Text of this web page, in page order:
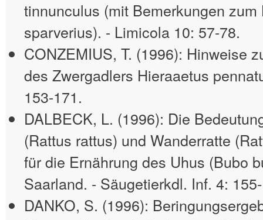
tinnunculus (mit Bemerkungen zum
sparverius). - Limicola 10: 57-78.
CONZEMIUS, T. (1996): Hinweise
des Zwergadlers Hieraaetus
153-171.
DALBECK, L. (1996): Die
(Rattus rattus) und Wanderratte
für die Ernährung des Uhus (Bubo
Saarland. - Säugetierkdl. Inf. 4:
DANKO, S. (1996):